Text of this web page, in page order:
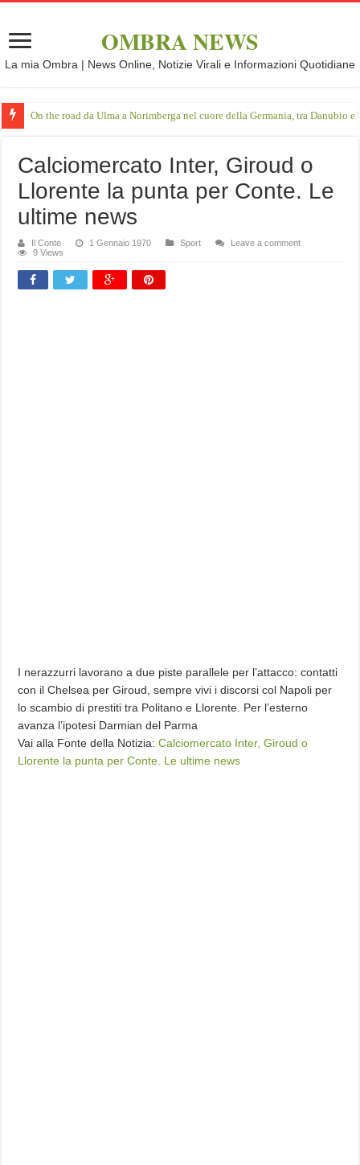
OMBRA NEWS
La mia Ombra | News Online, Notizie Virali e Informazioni Quotidiane
On the road da Ulma a Norimberga nel cuore della Germania, tra Danubio
Calciomercato Inter, Giroud o
Llorente la punta per Conte. Le
ultime news
Il Conte 1 Gennaio 1970 Sport
Leave a comment
9 Views
I nerazzurri lavorano a due piste parallele per l’attacco: contatti
con il Chelsea per Giroud, sempre vivi i discorsi col Napoli per
lo scambio di prestiti tra Politano e Llorente. Per l’esterno
avanza l’ipotesi Darmian del Parma
Vai alla Fonte della Notizia:Calciomercato Inter, Giroud o
Llorente la punta per Conte. Le ultime news